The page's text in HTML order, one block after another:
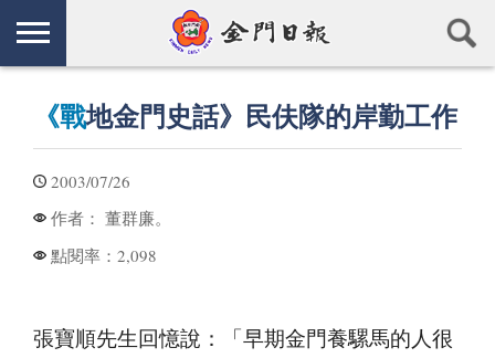
《戰地金門史話》民伕隊的岸勤工作
2003/07/26
作者： 董群廉。
點閱率： 2,098
張寶順先生回憶說：「早期金門養騾馬的人很